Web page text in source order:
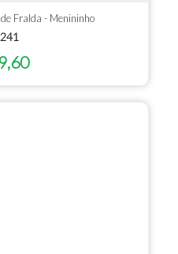
Fralda - Menininho